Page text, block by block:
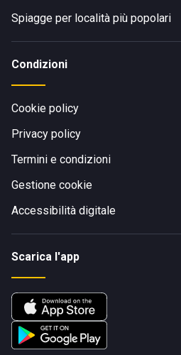
Spiagge per località più popolari
Condizioni
Cookie policy
Privacy policy
Termini e condizioni
Gestione cookie
Accessibilità digitale
Scarica l'app